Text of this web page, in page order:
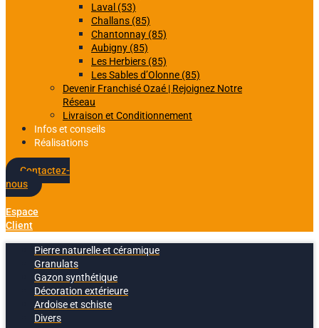
Laval (53)
Challans (85)
Chantonnay (85)
Aubigny (85)
Les Herbiers (85)
Les Sables d’Olonne (85)
Devenir Franchisé Ozaé | Rejoignez Notre
Réseau
Livraison et Conditionnement
Infos et conseils
Réalisations
Contactez-
nous
Espace
Client
Pierre naturelle et céramique
Granulats
Gazon synthétique
Décoration extérieure
Ardoise et schiste
Divers